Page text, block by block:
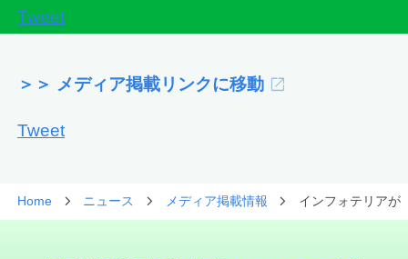
Tweet
＞＞ メディア掲載リンクに移動
Tweet
Home ニュース メディア掲載情報 インフォテリアが